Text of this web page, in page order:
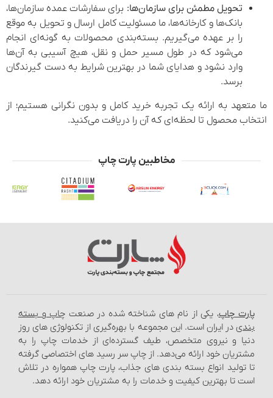
تحویل مطمئن برای سازمان‌ها: برای سفارشات عمده سازمان‌ها،
بانک‌ها و کارخانه‌ها، ما مسئولیت کامل ارسال و تحویل به موقع
را بر عهده می‌گیریم. بسته‌بندی محصولات به گونه‌ای انجام
می‌شود که در طول مسیر حمل و نقل، هیچ آسیبی به آن‌ها
وارد نشود و هدایای شما در بهترین شرایط به دست گیرندگان
برسد.
ما متعهد به ارائه یک تجربه خرید کامل و بدون نگرانی هستیم؛ از
انتخاب محصول تا لحظه‌ای که آن را دریافت می‌کنید.
مخاطبین پارت چاپ
پارت چاپ، یکی از نام‌ های شناخته شده در صنعت چاپ و بسته‌
بندی در ایران است. این مجموعه با بهره‌گیری از تکنولوژی‌ های روز
دنیا و نیروی متخصص، طیف گسترده‌ای از خدمات چاپ را به
مشتریان خود ارائه می‌دهد. از چاپ سر رسید های اختصاصی گرفته
تا تولید انواع بسته‌ بندی‌ های جذاب، پارت چاپ همواره در تلاش
است تا بهترین کیفیت و خدمات را به مشتریان خود ارائه دهد.